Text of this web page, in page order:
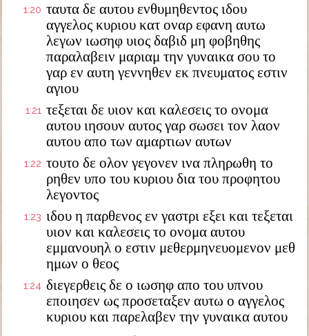
1:20 ταυτα δε αυτου ενθυμηθεντος ιδου
αγγελος κυριου κατ οναρ εφανη αυτω
λεγων ιωσηφ υιος δαβιδ μη φοβηθης
παραλαβειν μαριαμ την γυναικα σου το
γαρ εν αυτη γεννηθεν εκ πνευματος εστιν
αγιου
1:21 τεξεται δε υιον και καλεσεις το ονομα
αυτου ιησουν αυτος γαρ σωσει τον λαον
αυτου απο των αμαρτιων αυτων
1:22 τουτο δε ολον γεγονεν ινα πληρωθη το
ρηθεν υπο του κυριου δια του προφητου
λεγοντος
1:23 ιδου η παρθενος εν γαστρι εξει και τεξεται
υιον και καλεσεις το ονομα αυτου
εμμανουηλ ο εστιν μεθερμηνευομενον μεθ
ημων ο θεος
1:24 διεγερθεις δε ο ιωσηφ απο του υπνου
εποιησεν ως προσεταξεν αυτω ο αγγελος
κυριου και παρελαβεν την γυναικα αυτου